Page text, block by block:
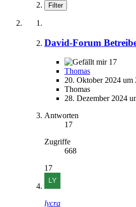
Filter
David-Forum
17
Thomas
20. Oktober 2024 um
Thomas
28. Dezember 2024
Antworten
17
Zugriffe
668
17
lycra